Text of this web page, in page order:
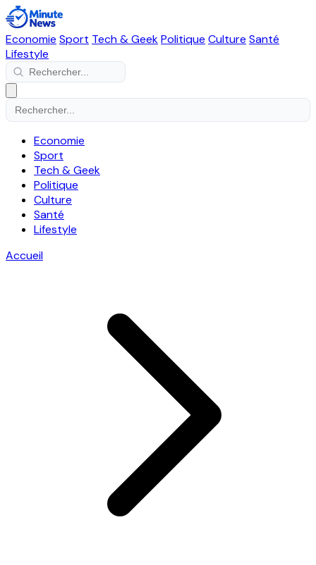
Economie Sport Tech & GeekPolitique Culture Santé
Lifestyle
Economie
Sport
Tech & Geek
Politique
Culture
Santé
Lifestyle
Accueil